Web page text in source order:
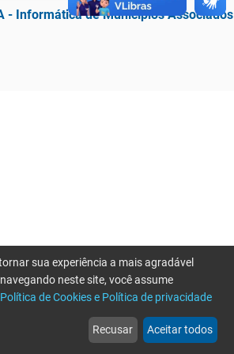
- Informática de Municípios Associados
web
Notícias
more_horiz
Mais
sua experiência a mais agradável
neste site, você assume
Política de Cookies e Política de privacidade
Recusar Aceitar todos
por favor tente novamente